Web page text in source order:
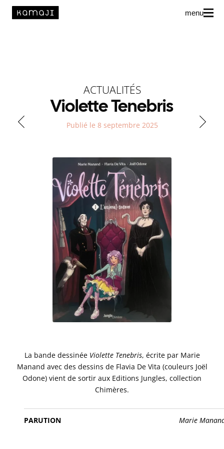
Auteur·rice·s
menu
ACTUALITÉS
Violette Tenebris
Publié le 8 septembre 2025
La bande dessinée Violette Tenebris, écrite par Marie
Manand avec des dessins de Flavia De Vita (couleurs Joël
Odone) vient de sortir aux Editions Jungles, collection
Chimères.
PARUTION Marie